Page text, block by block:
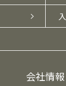
会社情報